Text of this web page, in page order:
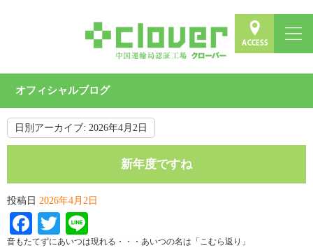
オフィシャルブログ
日別アーカイブ: 2026年4月2日
新年度ですね
投稿日 2026年4月2日
Facebook
Twitter
音もたてずにあいつは現れる・・・あいつの名は「こむら返り」